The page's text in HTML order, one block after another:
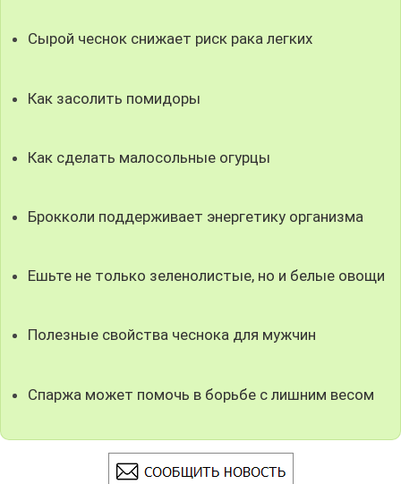
Сырой чеснок снижает риск рака легких
Как засолить помидоры
Как сделать малосольные огурцы
Брокколи поддерживает энергетику организма
Ешьте не только зеленолистые, но и белые овощи
Полезные свойства чеснока для мужчин
Спаржа может помочь в борьбе с лишним весом